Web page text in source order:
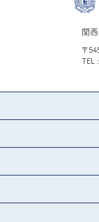
関西
〒
TEL